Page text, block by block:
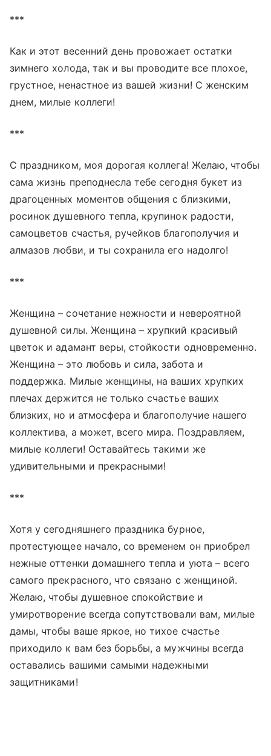
***
Как и этот весенний день провожает остатки
зимнего холода, так и вы проводите все плохое,
грустное, ненастное из вашей жизни! С женским
днем, милые коллеги!
***
С праздником, моя дорогая коллега! Желаю, чтобы
сама жизнь преподнесла тебе сегодня букет из
драгоценных моментов общения с близкими,
росинок душевного тепла, крупинок радости,
самоцветов счастья, ручейков благополучия и
алмазов любви, и ты сохранила его надолго!
***
Женщина – сочетание нежности и невероятной
душевной силы. Женщина – хрупкий красивый
цветок и адамант веры, стойкости одновременно.
Женщина – это любовь и сила, забота и
поддержка. Милые женщины, на ваших хрупких
плечах держится не только счастье ваших
близких, но и атмосфера и благополучие нашего
коллектива, а может, всего мира. Поздравляем,
милые коллеги! Оставайтесь такими же
удивительными и прекрасными!
***
Хотя у сегодняшнего праздника бурное,
протестующее начало, со временем он приобрел
нежные оттенки домашнего тепла и уюта – всего
самого прекрасного, что связано с женщиной.
Желаю, чтобы душевное спокойствие и
умиротворение всегда сопутствовали вам, милые
дамы, чтобы ваше яркое, но тихое счастье
приходило к вам без борьбы, а мужчины всегда
оставались вашими самыми надежными
защитниками!